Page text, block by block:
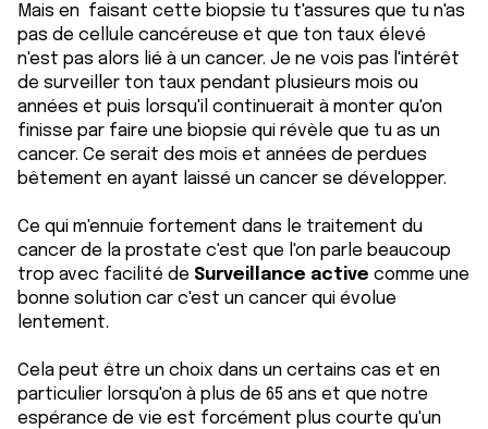
Mais en faisant cette biopsie tu t'assures que tu n'as
pas de cellule cancéreuse et que ton taux élevé
n'est pas alors lié à un cancer. Je ne vois pas l'intérêt
de surveiller ton taux pendant plusieurs mois ou
années et puis lorsqu'il continuerait à monter qu'on
finisse par faire une biopsie qui révèle que tu as un
cancer. Ce serait des mois et années de perdues
bêtement en ayant laissé un cancer se développer.
Ce qui m'ennuie fortement dans le traitement du
cancer de la prostate c'est que l'on parle beaucoup
trop avec facilité de Surveillance active comme une
bonne solution car c'est un cancer qui évolue
lentement.
Cela peut être un choix dans un certains cas et en
particulier lorsqu'on à plus de 65 ans et que notre
espérance de vie est forcément plus courte qu'un